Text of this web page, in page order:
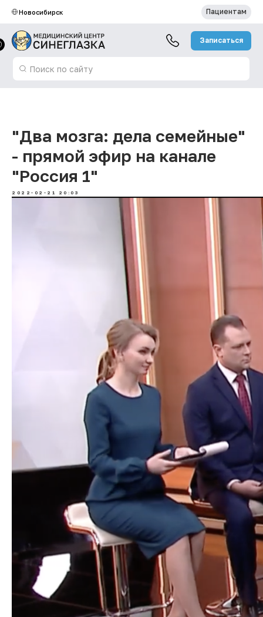
Специалисты
Акции и
скидки
Записаться на прием
Записаться
Поиск по сайту
Новости
Пациентам
Новосибирск
"Два мозга: дела семейные"
- прямой эфир на канале
"Россия 1"
2022-02-21 20:03